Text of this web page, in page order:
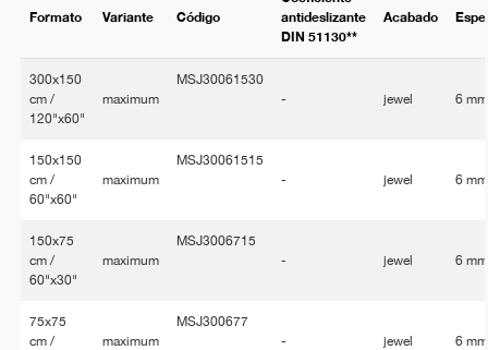
Formato Variante Código
antideslizante
DIN 51130**
Acabado
300x150
cm /
120"x60"
maximum
MSJ30061530
-
jewel 6 mm
150x150
cm /
60"x60"
maximum
MSJ30061515
-
jewel 6 mm
150x75
cm /
60"x30"
maximum
MSJ3006715
-
jewel 6 mm
75x75
cm /
maximum
MSJ300677
-
jewel 6 mm